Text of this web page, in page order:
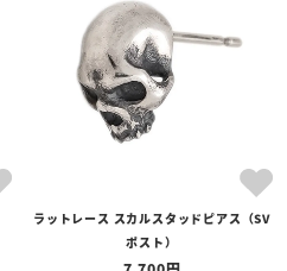
セール商品
ラットレース スカルスタッドピアス（SV
ポスト）